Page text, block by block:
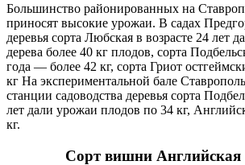
Большинство районированных на
приносят высокие урожаи. В садах
деревья сорта Любская в возрасте 24 лет
дерева более 40 кг плодов, сорта
года — более 42 кг, сорта Гриот
кг На экспериментальной бале
станции садоводства деревья сорта
лет дали урожаи плодов по 34 кг,
кг.
Сорт вишни Английская